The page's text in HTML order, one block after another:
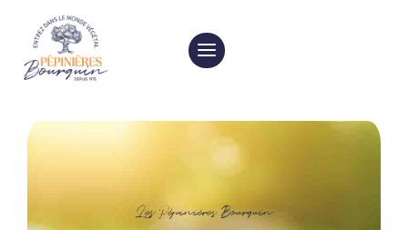
Les Pépinières Bourquin